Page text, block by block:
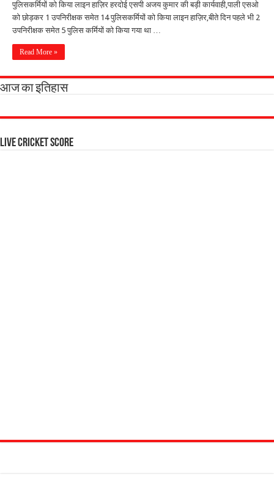
पुलिसकर्मियों को किया लाइन हाज़िर हरदोई एसपी अजय कुमार की बड़ी कार्यवाही,पाली एसओ
को छोड़कर 1 उपनिरीक्षक समेत 14 पुलिसकर्मियों को किया लाइन हाज़िर,बीते दिन पहले भी 2
उपनिरीक्षक समेत 5 पुलिस कर्मियों को किया गया था …
Read More »
आज का इतिहास
Live Cricket Score